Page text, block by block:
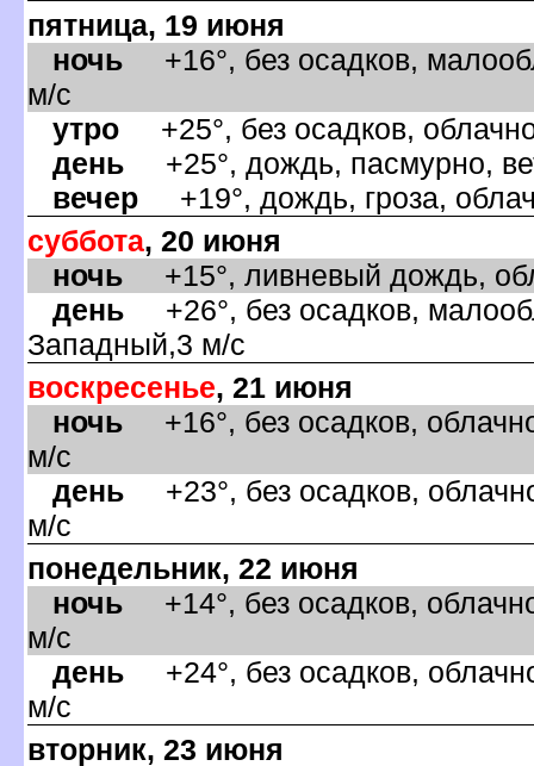
пятница, 19 июня
ночь +16°, без осадков,
м/с
утро +25°, без осадков,
день +25°, дождь, пасмурно,
ечер +19°, дождь, гроза,
суббота, 20 июня
ночь +15°, ливневый дождь,
день +26°, без осадков,
Западный,3 м/с
оскресенье, 21 июня
ночь +16°, без осадков,
м/с
день +23°, без осадков,
м/с
понедельник, 22 июня
ночь +14°, без осадков,
м/с
день +24°, без осадков,
м/с
торник, 23 июня